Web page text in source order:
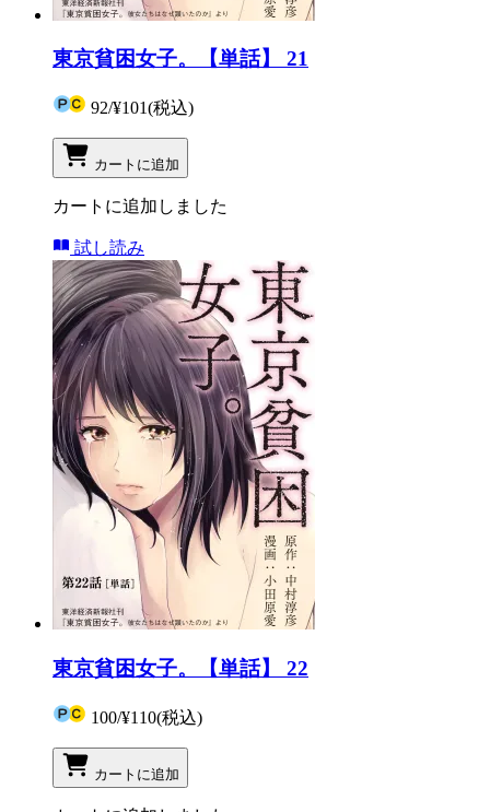
東京貧困女子。【単話】 21
92/¥101(税込)
カートに追加
カートに追加しました
試し読み
東京貧困女子。【単話】 22
100/¥110(税込)
カートに追加